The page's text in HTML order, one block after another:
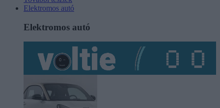
Elektromos autó
Elektromos autó